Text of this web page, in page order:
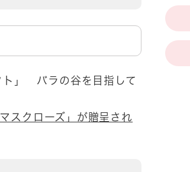
」 バラの谷を目指して
スクローズ」が贈呈され